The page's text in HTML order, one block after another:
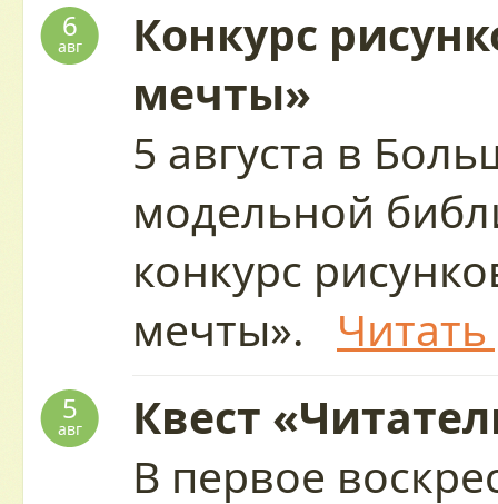
6
авг
Конкурс
мечты»
5 августа в
модельной
конкурс
мечты».
5
авг
Квест
В первое